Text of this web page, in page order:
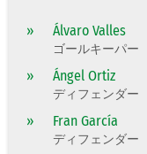
» Álvaro Valles
ゴールキーパー
» Ángel Ortiz
ディフェンダー
» Fran García
ディフェンダー